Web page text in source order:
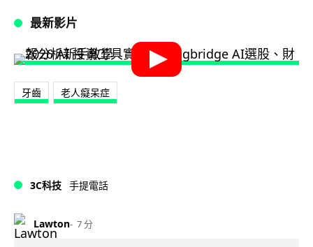
最新影片
牙齒 老人癡呆症
3C科技 手提電話
Lawton 7 分